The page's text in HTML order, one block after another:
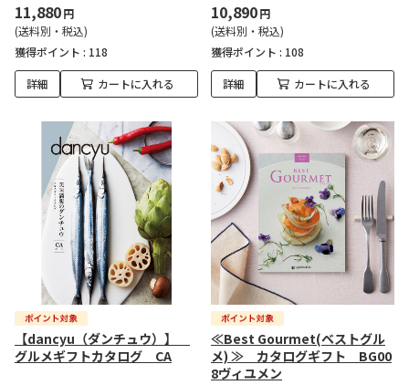
11,880円
(送料別・税込)
獲得ポイント : 118
詳細 カートに入れる
10,890円
(送料別・税込)
獲得ポイント : 108
詳細 カートに入れる
【dancyu（ダンチュウ）】
グルメギフトカタログ CA
≪Best Gourmet(ベストグル
メ) ≫ カタログギフト BG00
8ヴィユメン